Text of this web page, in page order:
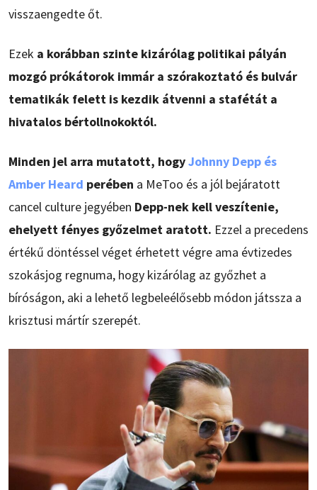
visszaengedte őt.
Ezek a korábban szinte kizárólag politikai pályán
mozgó prókátorok immár a szórakoztató és bulvár
tematikák felett is kezdik átvenni a stafétát a
hivatalos bértollnokoktól.
Minden jel arra mutatott, hogyJohnny Depp és
Amber Heard perében a MeToo és a jól bejáratott
cancel culture jegyében Depp-nek kell veszítenie,
ehelyett fényes győzelmet aratott. Ezzel a precedens
értékű döntéssel véget érhetett végre ama évtizedes
szokásjog regnuma, hogy kizárólag az győzhet a
bíróságon, aki a lehető legbeleélősebb módon játssza a
krisztusi mártír szerepét.